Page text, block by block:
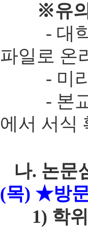
※유의
- 대학원
파일로 온
- 미리
- 본교
에서 서식
나. 논문
(목) ★방
1) 학